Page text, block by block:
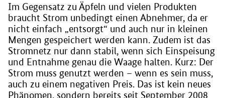
Im Gegensatz zu Äpfeln und vielen Produkten
braucht Strom unbedingt einen Abnehmer, da er
nicht einfach „entsorgt“ und auch nur in kleinen
Mengen gespeichert werden kann. Zudem ist das
Stromnetz nur dann stabil, wenn sich Einspeisung
und Entnahme genau die Waage halten. Kurz: Der
Strom muss genutzt werden – wenn es sein muss,
auch zu einem negativen Preis. Das ist kein neues
Phänomen, sondern bereits seit September 2008